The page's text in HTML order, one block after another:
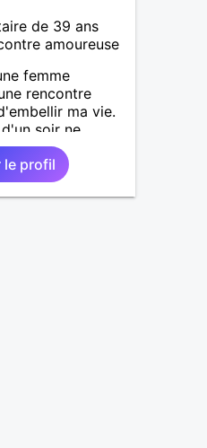
de 39 ans
amoureuse
femme
rencontre
ma vie.
soir ne
je recherche
élégant,
le profil